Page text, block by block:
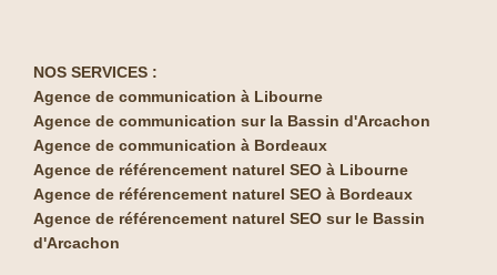
NOS SERVICES :
Agence de communication à Libourne
Agence de communication sur la Bassin d'Arcachon
Agence de communication à Bordeaux
Agence de référencement naturel SEO à Libourne
Agence de référencement naturel SEO à Bordeaux
Agence de référencement naturel SEO sur le Bassin
d'Arcachon